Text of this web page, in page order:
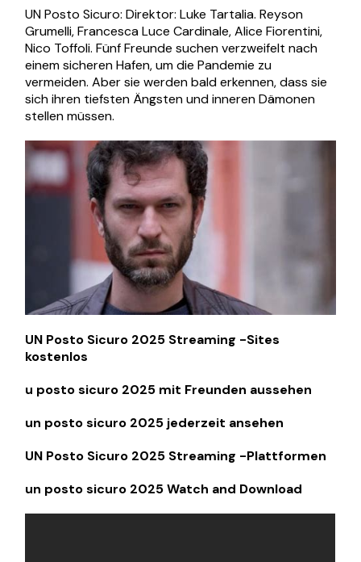
UN Posto Sicuro: Direktor: Luke Tartalia. Reyson
Grumelli, Francesca Luce Cardinale, Alice Fiorentini,
Nico Toffoli. Fünf Freunde suchen verzweifelt nach
einem sicheren Hafen, um die Pandemie zu
vermeiden. Aber sie werden bald erkennen, dass sie
sich ihren tiefsten Ängsten und inneren Dämonen
stellen müssen.
UN Posto Sicuro 2025 Streaming -Sites
kostenlos
u posto sicuro 2025 mit Freunden aussehen
un posto sicuro 2025 jederzeit ansehen
UN Posto Sicuro 2025 Streaming -Plattformen
un posto sicuro 2025 Watch and Download